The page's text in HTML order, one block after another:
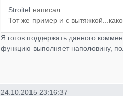
Stroitel написал:
Тот же пример и с
Я готов поддержать данного
функцию выполняет наполовину,
24.10.2015 23:16:37